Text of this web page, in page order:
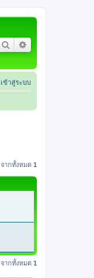
ค้นหา
เข้าสู่ระบบ
จากทั้งหมด 1
จากทั้งหมด 1